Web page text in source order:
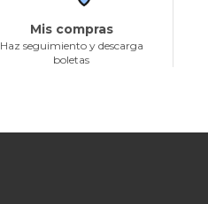
Mis compras
Haz seguimiento y descarga
boletas